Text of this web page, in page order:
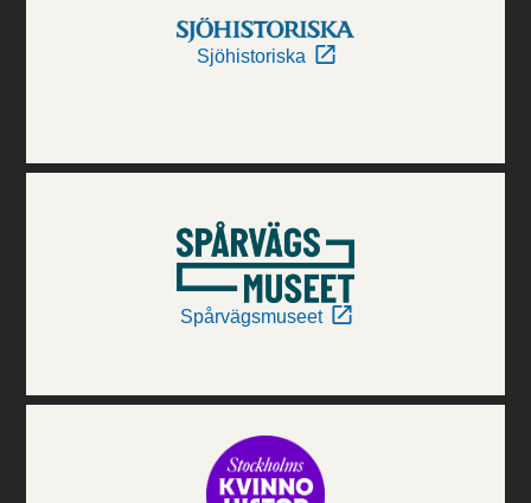
Sjöhistoriska
Spårvägsmuseet